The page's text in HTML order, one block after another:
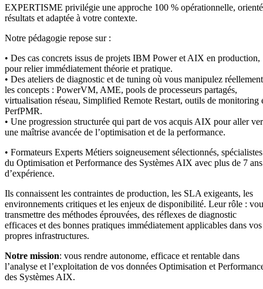
EXPERTISME privilégie une approche 100 % opérationnelle,
résultats et adaptée à votre contexte.
Notre pédagogie repose sur :
• Des cas concrets issus de projets IBM Power et AIX en production,
pour relier immédiatement théorie et pratique.
• Des ateliers de diagnostic et de tuning où vous manipulez réellement
les concepts : PowerVM, AME, pools de processeurs partagés,
virtualisation réseau, Simplified Remote Restart, outils de monitoring
PerfPMR.
• Une progression structurée qui part de vos acquis AIX pour aller
une maîtrise avancée de l’optimisation et de la performance.
• Formateurs Experts Métiers soigneusement sélectionnés, spécialistes
du Optimisation et Performance des Systèmes AIX avec plus de 7 ans
d’expérience.
Ils connaissent les contraintes de production, les SLA exigeants, les
environnements critiques et les enjeux de disponibilité. Leur rôle :
transmettre des méthodes éprouvées, des réflexes de diagnostic
efficaces et des bonnes pratiques immédiatement applicables dans vos
propres infrastructures.
Notre mission: vous rendre autonome, efficace et rentable dans
l’analyse et l’exploitation de vos données Optimisation et
des Systèmes AIX.